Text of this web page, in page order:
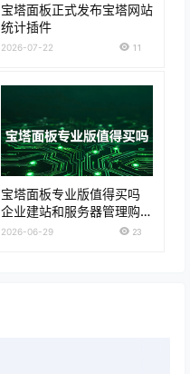
宝塔面板正式发布宝塔网站
统计插件
2026-07-22 11
宝塔面板专业版值得买吗
企业建站和服务器管理购买
建议
2026-06-29 23